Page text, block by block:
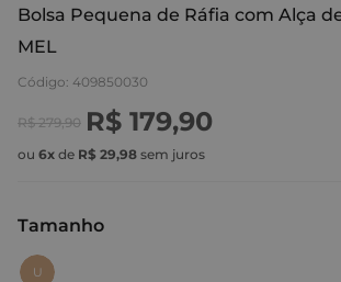
Bolsa Pequena de Ráfia com Alça
MEL
Código: 409850030
R$ 279,90 R$ 179,90
ou 6x de R$ 29,98 sem juros
Tamanho
: UU